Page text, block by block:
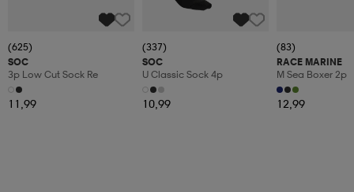
(625)
SOC
3p Low Cut Sock Re
11,99
(337)
SOC
U Classic Sock 4p
10,99
(83)
RACE MARINE
M Sea Boxer 2p
12,99